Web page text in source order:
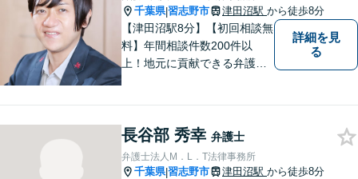
千葉県|習志野市 津田沼駅 から徒歩8分
【津田沼駅8分】【初回相談無
料】年間相談件数200件以
上！地元に貢献できる弁護士
貞に関して実績多数、女性側
からのご相談にも注力してい
ます。あなたの思いをしっか
詳細を見
る
長谷部 秀幸 弁護士
弁護士法人M．L．T法律事務所
千葉県|習志野市 津田沼駅 から徒歩8分